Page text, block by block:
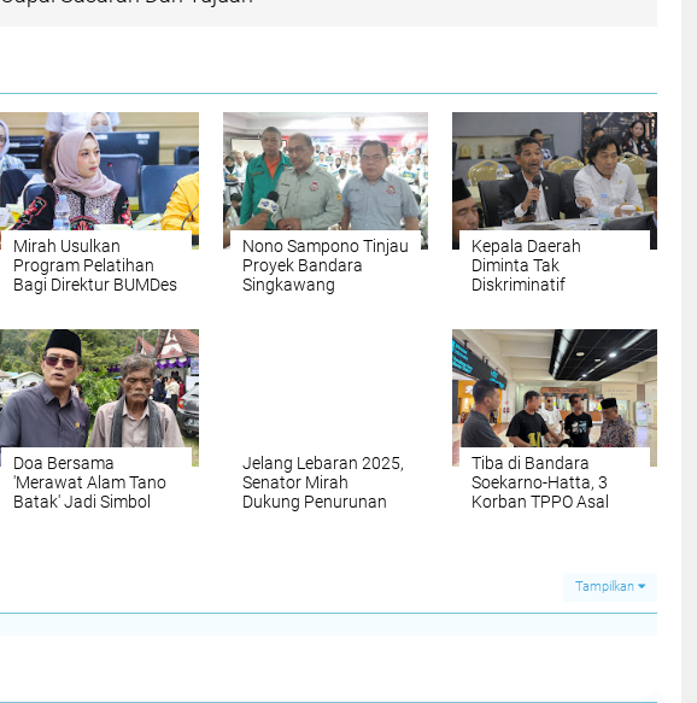
Mirah Usulkan
Program Pelatihan
Bagi Direktur BUMDes
Nono Sampono Tinjau
Proyek Bandara
Singkawang
Kepala Daerah
Diminta Tak
Diskriminatif
Doa Bersama
'Merawat Alam Tano
Batak' Jadi Simbol
Jelang Lebaran 2025,
Senator Mirah
Dukung Penurunan
Tiba di Bandara
Soekarno-Hatta, 3
Korban TPPO Asal
Tampilkan